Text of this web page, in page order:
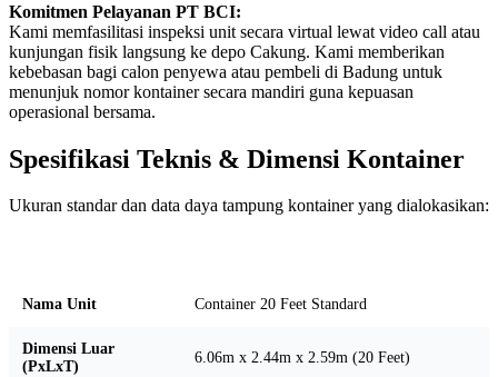
Komitmen Pelayanan PT BCI:
Kami memfasilitasi inspeksi unit secara virtual lewat video call atau
kunjungan fisik langsung ke depo Cakung. Kami memberikan
kebebasan bagi calon penyewa atau pembeli di Badung untuk
menunjuk nomor kontainer secara mandiri guna kepuasan
operasional bersama.
Spesifikasi Teknis & Dimensi Kontainer
Ukuran standar dan data daya tampung kontainer yang dialokasikan:
Nama Unit Container 20 Feet Standard
Dimensi Luar
(PxLxT)
6.06m x 2.44m x 2.59m (20 Feet)